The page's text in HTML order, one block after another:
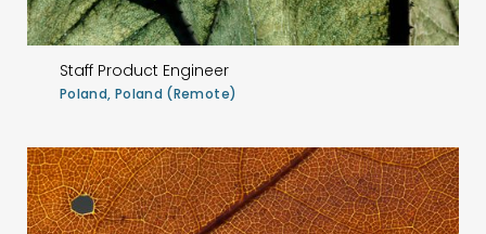
Staff Product Engineer
Poland, Poland (Remote)